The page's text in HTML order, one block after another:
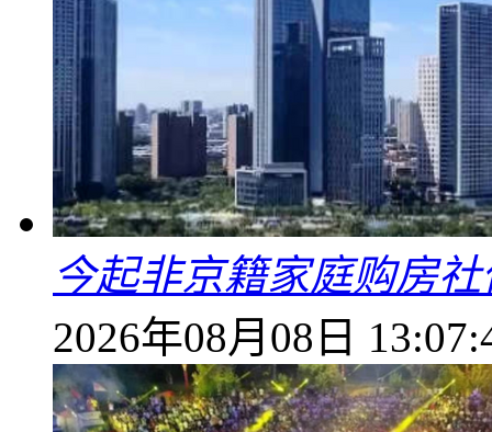
今起非京籍家庭购房
2026年08月08日